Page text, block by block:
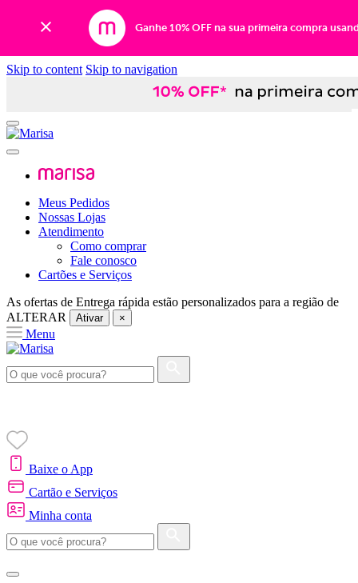
Ganhe 10% OFF na sua primeira compra
Skip to content Skip to navigation
Meus Pedidos
Nossas Lojas
Atendimento
Como comprar
Fale conosco
Cartões e Serviços
As ofertas de Entrega rápida estão personalizados para a região de
ALTERAR
Ativar ×
Menu
Baixe o App
Cartão e Serviços
Minha conta